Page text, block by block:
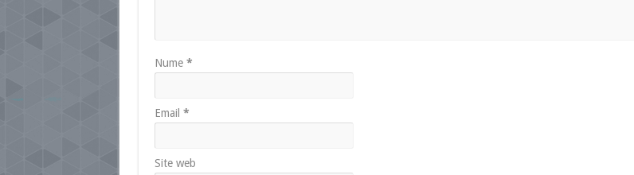
Nume *
Email *
Site web